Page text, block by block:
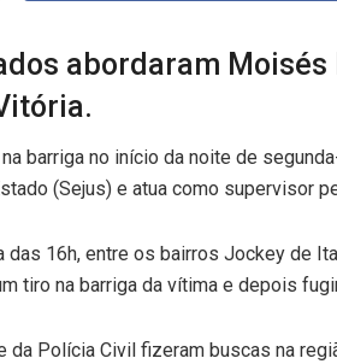
abordaram
barriga no início da noite de
(Sejus) e atua como supervisor
das 16h, entre os bairros Jockey de
tiro na barriga da vítima e depois
da Polícia Civil fizeram buscas na